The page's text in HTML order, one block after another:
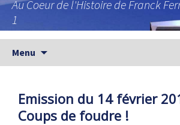
Au Coeur de l'Histoire de Franck
1
Menu
Emission du 14 février
Coups de foudre !